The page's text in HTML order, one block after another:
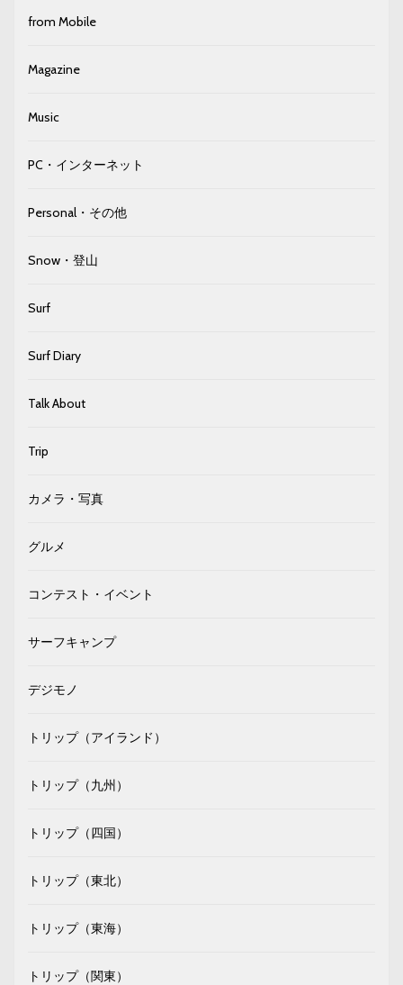
from Mobile
Magazine
Music
PC・インターネット
Personal・その他
Snow・登山
Surf
Surf Diary
Talk About
Trip
カメラ・写真
グルメ
コンテスト・イベント
サーフキャンプ
デジモノ
トリップ（アイランド）
トリップ（九州）
トリップ（四国）
トリップ（東北）
トリップ（東海）
トリップ（関東）